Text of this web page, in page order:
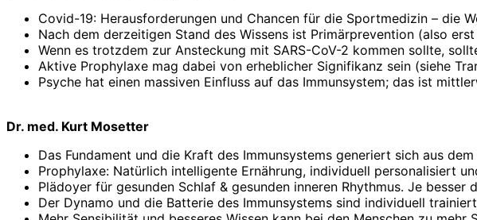
Covid-19: Herausforderungen und Chancen für die Sportmedizin – die
Nach dem derzeitigen Stand des Wissens ist Primärprevention (also
Wenn es trotzdem zur Ansteckung mit SARS-CoV-2 kommen sollte,
Aktive Prophylaxe mag dabei von erheblicher Signifikanz sein (siehe
Psyche hat einen massiven Einfluss auf das Immunsystem; das ist
Dr. med. Kurt Mosetter
Das Fundament und die Kraft des Immunsystems generiert sich aus
Prophylaxe: Natürlich intelligente Ernährung, individuell personalisiert
Plädoyer für gesunden Schlaf & gesunden inneren Rhythmus. Je
Der Dynamo und die Batterie des Immunsystems sind individuell